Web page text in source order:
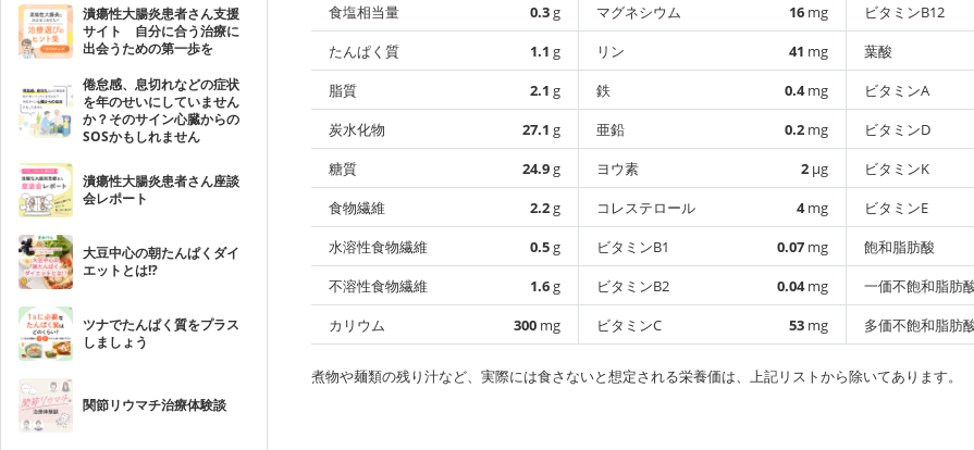
潰瘍性大腸炎患者さん支援
サイト 自分に合う治療に
出会うための第一歩を
倦怠感、息切れなどの症状
を年のせいにしていません
か？そのサイン心臓からの
SOSかもしれません
潰瘍性大腸炎患者さん座談
会レポート
大豆中心の朝たんぱくダイ
エットとは!?
ツナでたんぱく質をプラス
しましょう
関節リウマチ治療体験談
食塩相当量
0.3g
たんぱく質
1.1 g
脂質
2.1 g
炭水化物
27.1 g
糖質
24.9g
食物繊維
2.2g
水溶性食物繊維
0.5g
不溶性食物繊維
1.6g
カリウム
300 mg
マグネシウム
16 mg
リン
41 mg
鉄
0.4mg
亜鉛
0.2 mg
ヨウ素
2 µg
コレステロール
4mg
ビタミンB1
0.07 mg
ビタミンB2
0.04mg
ビタミンC
53 mg
ビタミンB12
葉酸
ビタミンA
ビタミンD
ビタミンK
ビタミンE
飽和脂肪酸
一価不飽和脂肪
多価不飽和脂肪
煮物や麺類の残り汁など、実際には食さないと想定される栄養価は、上記リストから除いてあります。